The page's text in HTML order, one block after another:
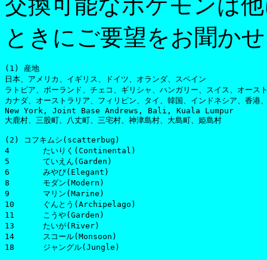
ときにご要望をお聞か
(1) 産地
日本、アメリカ、イギリス、ドイツ、オランダ、スペイン
ラトビア、ポーランド、チェコ、ギリシャ、ハンガリー、スイス、オース
カナダ、オーストラリア、フィリピン、タイ、韓国、インドネシア、香港
New York, Joint Base Andrews, Bali, Kuala Lumpur
大鹿村、三股町、八丈町、三宅村、神津島村、大島町、姫島村
(2) コフキムシ(scatterbug)
4	たいりく(Continental)
5	ていえん(Garden)
6	みやび(Elegant)
8	モダン(Modern)
9	マリン(Marine)
10	ぐんとう(Archipelago)
11	こうや(Garden)
13	たいが(River)
14	スコール(Monsoon)
18	ジャングル(Jungle)